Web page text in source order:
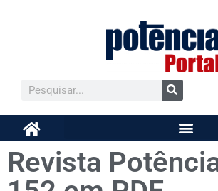
Revista